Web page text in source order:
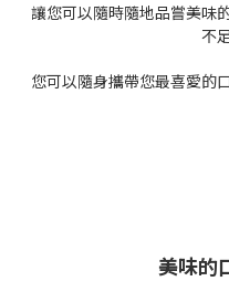
讓您可以隨時隨地品嘗美味
不
您可以隨身攜帶您最喜愛的
美味的